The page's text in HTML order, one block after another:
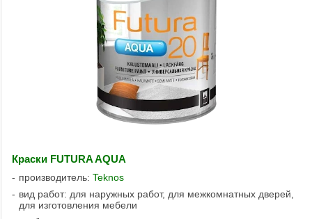
Краски FUTURA AQUA
производитель: Teknos
вид работ: для наружных работ, для межкомнатных дверей,
для изготовления мебели